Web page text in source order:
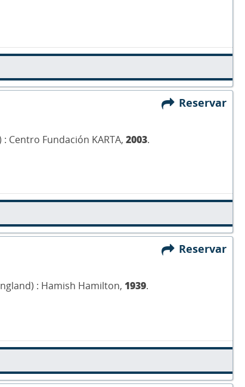
Reservar
Centro Fundación KARTA, 2003.
Reservar
: Hamish Hamilton, 1939.